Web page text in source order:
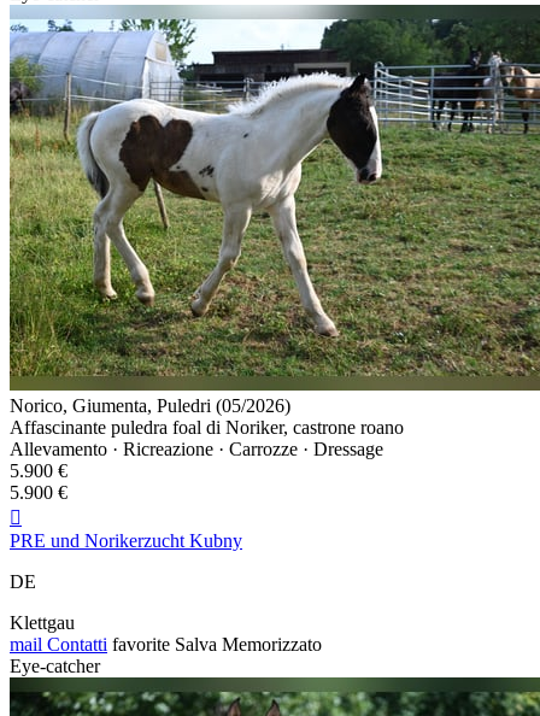
Norico, Giumenta, Puledri (05/2026)
Affascinante puledra foal di Noriker, castrone roano
Allevamento · Ricreazione · Carrozze · Dressage
5.900 €
5.900 €

PRE und Norikerzucht Kubny
DE
Klettgau
mail Contatti favorite Salva Memorizzato
Eye-catcher